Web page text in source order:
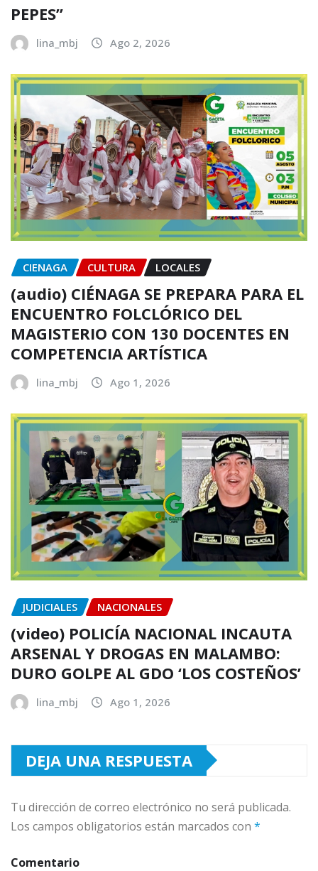
PEPES”
lina_mbj Ago 2, 2026
CIENAGA CULTURA LOCALES
(audio) CIÉNAGA SE PREPARA PARA EL
ENCUENTRO FOLCLÓRICO DEL
MAGISTERIO CON 130 DOCENTES EN
COMPETENCIA ARTÍSTICA
lina_mbj Ago 1, 2026
JUDICIALES NACIONALES
(video) POLICÍA NACIONAL INCAUTA
ARSENAL Y DROGAS EN MALAMBO:
DURO GOLPE AL GDO ‘LOS COSTEÑOS’
lina_mbj Ago 1, 2026
DEJA UNA RESPUESTA
Tu dirección de correo electrónico no será publicada.
Los campos obligatorios están marcados con *
Comentario